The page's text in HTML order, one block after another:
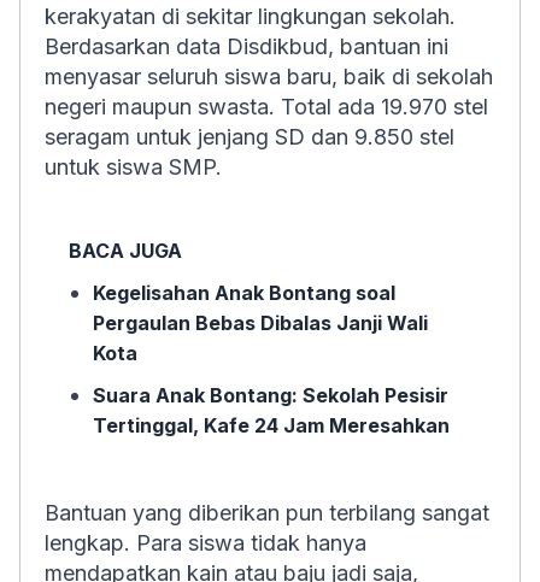
kerakyatan di sekitar lingkungan sekolah.
Berdasarkan data Disdikbud, bantuan ini
menyasar seluruh siswa baru, baik di sekolah
negeri maupun swasta. Total ada 19.970 stel
seragam untuk jenjang SD dan 9.850 stel
untuk siswa SMP.
BACA JUGA
Kegelisahan Anak Bontang soal
Pergaulan Bebas Dibalas Janji Wali
Kota
Suara Anak Bontang: Sekolah Pesisir
Tertinggal, Kafe 24 Jam Meresahkan
Bantuan yang diberikan pun terbilang sangat
lengkap. Para siswa tidak hanya
mendapatkan kain atau baju jadi saja,